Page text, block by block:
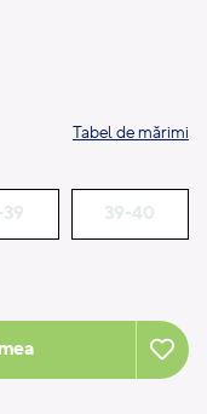
Tabel de mărimi
39-40